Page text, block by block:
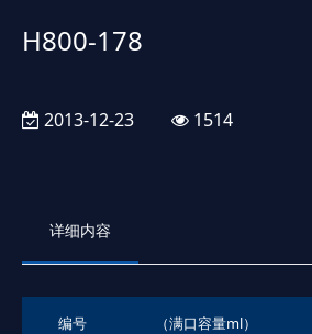
H800-178
2013-12-23 1514
详细内容
编号 （满口容量ml）